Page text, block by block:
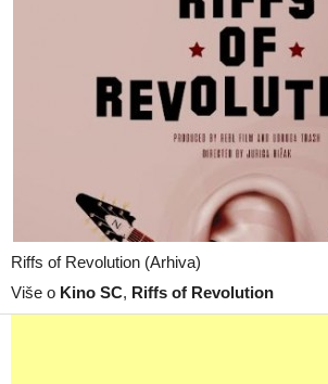
Riffs of Revolution (Arhiva)
Više o Kino SC, Riffs of Revolution